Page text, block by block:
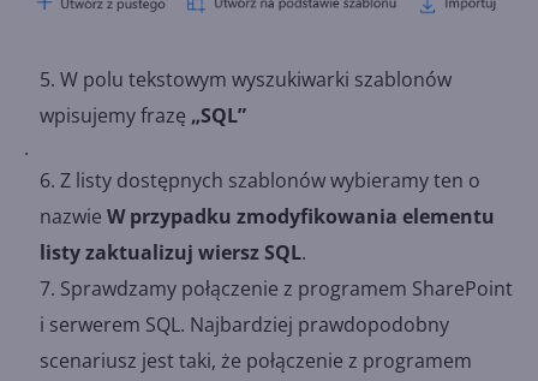
W polu tekstowym wyszukiwarki szablonów
wpisujemy frazę „SQL”
.
Z listy dostępnych szablonów wybieramy ten o
nazwie W przypadku zmodyfikowania elementu
listy zaktualizuj wiersz SQL.
Sprawdzamy połączenie z programem SharePoint
i serwerem SQL. Najbardziej prawdopodobny
scenariusz jest taki, że połączenie z programem